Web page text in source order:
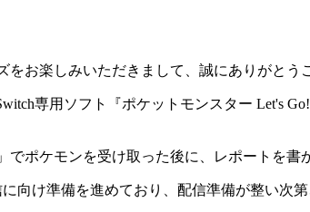
お楽しみいただきまして、誠にありがとう
専用ソフト『ポケットモンスター Let's
でポケモンを受け取った後に、レポートを
向け準備を進めており、配信準備が整い